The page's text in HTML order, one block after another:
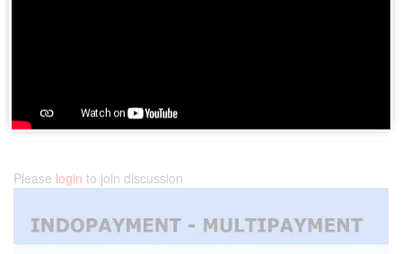
BN No. 765 WALAU GUNUNG PUN BERANJAK
Please login to join discussion